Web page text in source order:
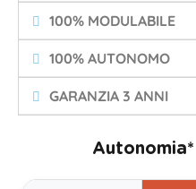
100% MODULABILE
100% AUTONOMO
GARANZIA 3 ANNI